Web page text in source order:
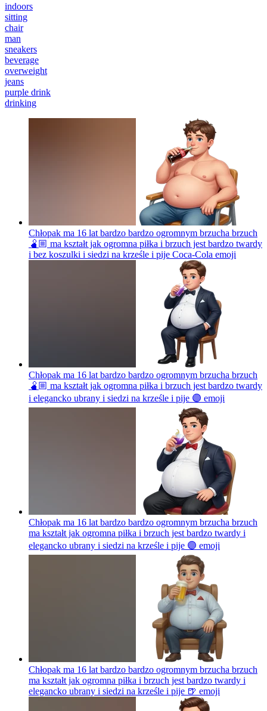
indoors
sitting
chair
man
sneakers
beverage
overweight
jeans
purple drink
drinking
Chłopak ma 16 lat bardzo bardzo ogromnym brzucha brzuch
🫄🏼 ma kształt jak ogromna piłka i brzuch jest bardzo twardy
i bez koszulki i siedzi na krześle i pije Coca-Cola emoji
Chłopak ma 16 lat bardzo bardzo ogromnym brzucha brzuch
🫄🏼 ma kształt jak ogromna piłka i brzuch jest bardzo twardy
i elegancko ubrany i siedzi na krześle i pije 🟣 emoji
Chłopak ma 16 lat bardzo bardzo ogromnym brzucha brzuch
ma kształt jak ogromna piłka i brzuch jest bardzo twardy i
elegancko ubrany i siedzi na krześle i pije 🟣 emoji
Chłopak ma 16 lat bardzo bardzo ogromnym brzucha brzuch
ma kształt jak ogromna piłka i brzuch jest bardzo twardy i
elegancko ubrany i siedzi na krześle i pije 🍺 emoji